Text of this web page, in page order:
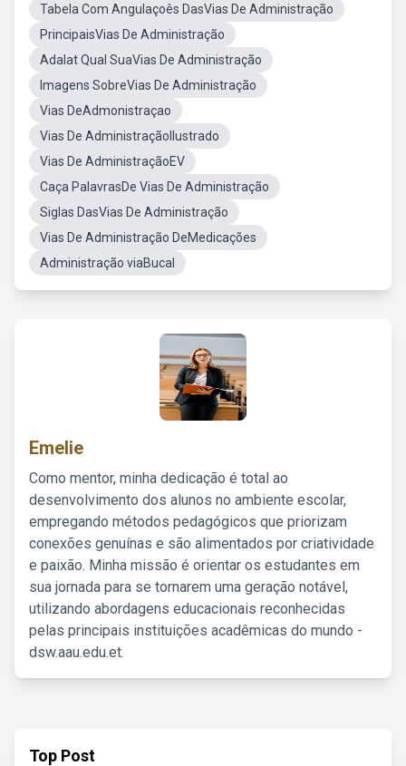
Tabela Com Angulaçoês DasVias De Administração
PrincipaisVias De Administração
Adalat Qual SuaVias De Administração
Imagens SobreVias De Administração
Vias DeAdmonistraçao
Vias De AdministraçãoIlustrado
Vias De AdministraçãoEV
Caça PalavrasDe Vias De Administração
Siglas DasVias De Administração
Vias De Administração DeMedicações
Administração viaBucal
Emelie
Como mentor, minha dedicação é total ao
desenvolvimento dos alunos no ambiente escolar,
empregando métodos pedagógicos que priorizam
conexões genuínas e são alimentados por criatividade
e paixão. Minha missão é orientar os estudantes em
sua jornada para se tornarem uma geração notável,
utilizando abordagens educacionais reconhecidas
pelas principais instituições acadêmicas do mundo -
dsw.aau.edu.et.
Top Post